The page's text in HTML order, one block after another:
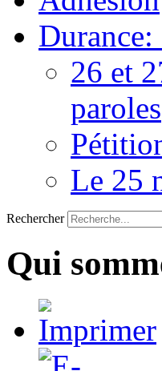
26 et
paroles
Le 25
Rechercher
Qui